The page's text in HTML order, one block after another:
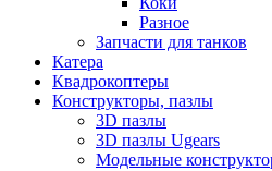
Разное
Запчасти для танков
Катера
Квадрокоптеры
Конструкторы, пазлы
3D пазлы
3D пазлы Ugears
Модельные